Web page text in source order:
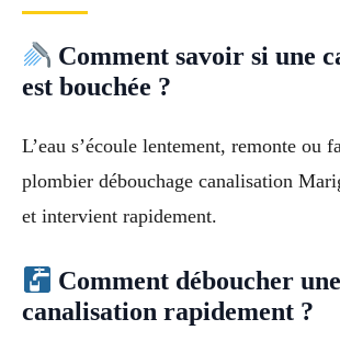
Comment savoir si une
est bouchée ?
L’eau s’écoule lentement, remonte ou
plombier débouchage canalisation
et intervient rapidement.
Comment déboucher une
canalisation rapidement ?